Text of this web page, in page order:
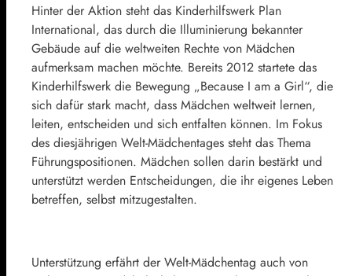
Hinter der Aktion steht das Kinderhilfswerk Plan
International, das durch die Illuminierung bekannter
Gebäude auf die weltweiten Rechte von Mädchen
aufmerksam machen möchte. Bereits 2012 startete das
Kinderhilfswerk die Bewegung „Because I am a Girl“, die
sich dafür stark macht, dass Mädchen weltweit lernen,
leiten, entscheiden und sich entfalten können. Im Fokus
des diesjährigen Welt-Mädchentages steht das Thema
Führungspositionen. Mädchen sollen darin bestärkt und
unterstützt werden Entscheidungen, die ihr eigenes Leben
betreffen, selbst mitzugestalten.
Unterstützung erfährt der Welt-Mädchentag auch von